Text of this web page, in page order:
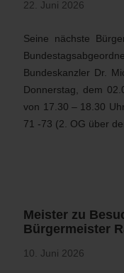
22. Juni 2026
Seine nächste
Bundeskanzler Dr.
Donnerstag, dem
von 17.30 – 18.30
71 -73 (2. OG über
Meister zu
Bürgermeister
10. Juni 2026